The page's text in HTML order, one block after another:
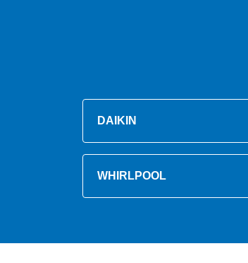
DAIKIN
WHIRLPOOL